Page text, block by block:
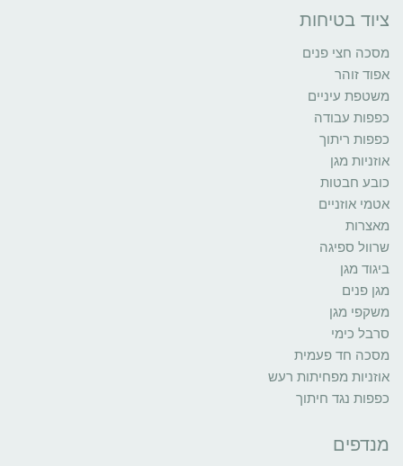
ציוד בטיחות
מסכה חצי פנים
אפוד זוהר
משטפת עיניים
כפפות עבודה
כפפות ריתוך
אוזניות מגן
כובע חבטות
אטמי אוזניים
מאצרות
שרוול ספיגה
ביגוד מגן
מגן פנים
משקפי מגן
סרבל כימי
מסכה חד פעמית
אוזניות מפחיתות רעש
כפפות נגד חיתוך
מנדפים